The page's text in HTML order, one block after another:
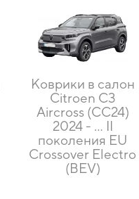
Коврики в салон
Citroen C3
Aircross (CC24)
2024 - ... II
поколения EU
Crossover Electro
(BEV)